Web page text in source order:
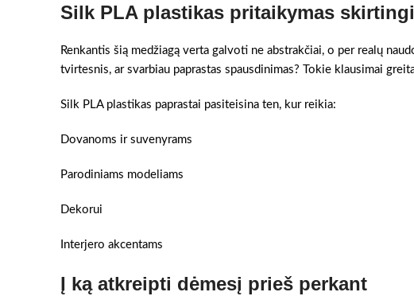
Silk PLA plastikas pritaikymas
Renkantis šią medžiagą verta galvoti ne abstrakčiai, o per realų
tvirtesnis, ar svarbiau paprastas spausdinimas? Tokie klausimai
Silk PLA plastikas paprastai pasiteisina ten, kur reikia:
Dovanoms ir suvenyrams
Parodiniams modeliams
Dekorui
Interjero akcentams
Į ką atkreipti dėmesį prieš perkant